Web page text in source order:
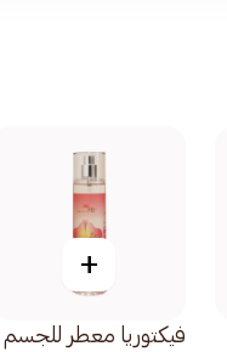
+
فيكتوريا معطر للجسم